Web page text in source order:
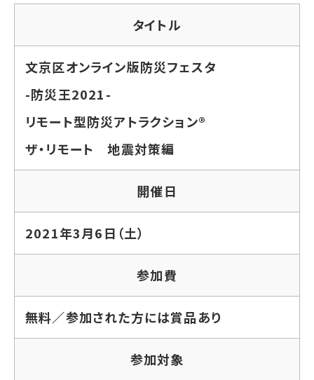
タイトル
文京区オンライン版防災フェスタ
-防災王2021-
リモート型防災アトラクション®
ザ・リモート 地震対策編
開催日
2021年3月6日（土）
参加費
無料／参加された方には賞品あり
参加対象